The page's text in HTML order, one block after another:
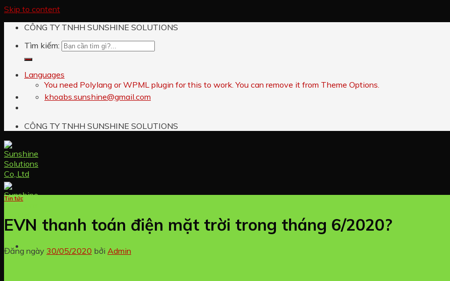
Skip to content
CÔNG TY TNHH SUNSHINE SOLUTIONS
Tìm kiếm:
Languages
You need Polylang or WPML plugin for this to work. You can remove it from Theme Options.
khoabs.sunshine@gmail.com
CÔNG TY TNHH SUNSHINE SOLUTIONS
Tin tức
EVN thanh toán điện mặt trời trong tháng 6/2020?
Đăng ngày 30/05/2020 bởi Admin